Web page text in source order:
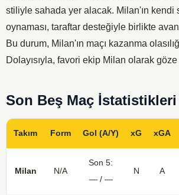
stiliyle sahada yer alacak. Milan'ın kendi
oynaması, taraftar desteğiyle birlikte
Bu durum, Milan'ın maçı kazanma
Dolayısıyla, favori ekip Milan olarak göze
Son Beş Maç İstatistikleri
Takım Form Gol (A/Y) xG xGA
Milan N/A
Son 5:
— / —
N A